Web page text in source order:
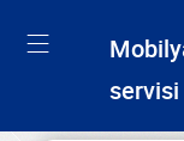
servisi